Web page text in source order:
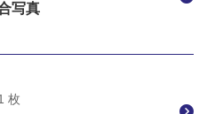
写真
枚